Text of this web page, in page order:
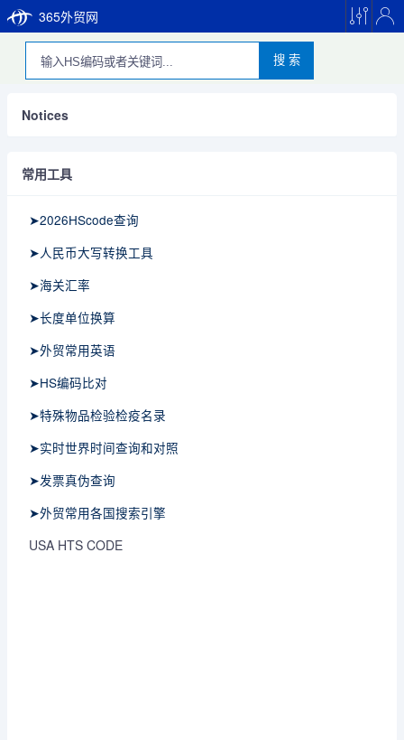
365外贸网
搜 索
Notices
常用工具
➤2026HScode查询
➤人民币大写转换工具
➤海关汇率
➤长度单位换算
➤外贸常用英语
➤HS编码比对
➤特殊物品检验检疫名录
➤实时世界时间查询和对照
➤发票真伪查询
➤外贸常用各国搜索引擎
USA HTS CODE